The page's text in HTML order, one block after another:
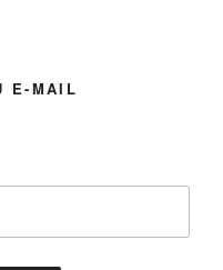
E-MAIL